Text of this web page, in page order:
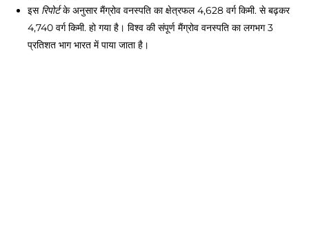
इस रिपोर्ट के अनुसार मैंग्रोव वनस्पति का क्षेत्रफल 4,628 वर्ग किमी. से बढ़कर
4,740 वर्ग किमी. हो गया है। विश्व की संपूर्ण मैंग्रोव वनस्पति का लगभग 3
प्रतिशत भाग भारत में पाया जाता है।